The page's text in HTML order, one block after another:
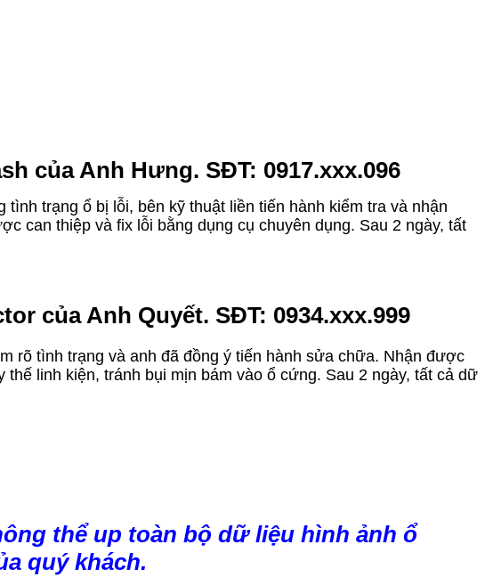
của Anh Hưng. SĐT: 0917.xxx.096
trạng ổ bị lỗi, bên kỹ thuật liền tiến hành kiểm tra và nhận
can thiệp và fix lỗi bằng dụng cụ chuyên dụng. Sau 2 ngày, tất
của Anh Quyết. SĐT: 0934.xxx.999
rõ tình trạng và anh đã đồng ý tiến hành sửa chữa. Nhận được
linh kiện, tránh bụi mịn bám vào ổ cứng. Sau 2 ngày, tất cả dữ
thể up toàn bộ dữ liệu hình ảnh ổ
quý khách.